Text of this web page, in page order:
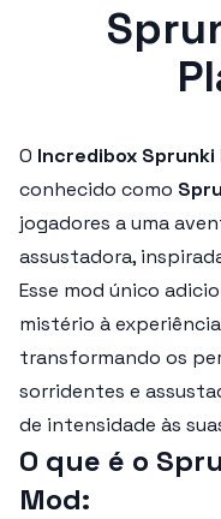
O Incredibox
conhecido como
jogadores a uma
assustadora,
Esse mod único
mistério à
transformando os
sorridentes e
de intensidade às
O que é o
Mod: